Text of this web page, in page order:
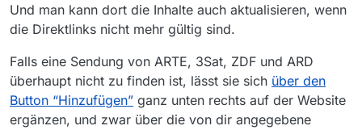
Mac OS 10.15.7
habe ich nicht gefunden
Und man kann dort die Inhalte auch aktualisieren, wenn
die Direktlinks nicht mehr gültig sind.
Falls eine Sendung von ARTE, 3Sat, ZDF und ARD
überhaupt nicht zu finden ist, lässt sie sich über den
Button “Hinzufügen” ganz unten rechts auf der Website
ergänzen, und zwar über die von dir angegebene